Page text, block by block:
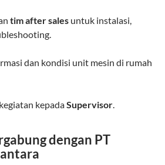
tim after sales untuk instalasi,
dan kondisi unit mesin di rumah
kepadaSupervisor.
dengan PT